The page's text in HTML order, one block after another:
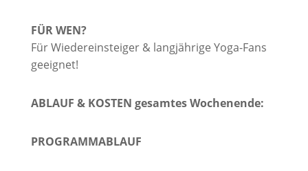
FÜR WEN?
Für Wiedereinsteiger & langjährige Yoga-Fans
geeignet!
ABLAUF & KOSTEN gesamtes Wochenende:
PROGRAMMABLAUF